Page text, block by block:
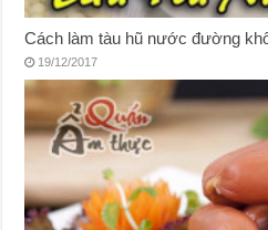
Cách làm tàu hũ nước đường
19/12/2017